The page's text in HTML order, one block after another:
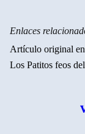
Enlaces
Artículo original en
Los Patitos feos